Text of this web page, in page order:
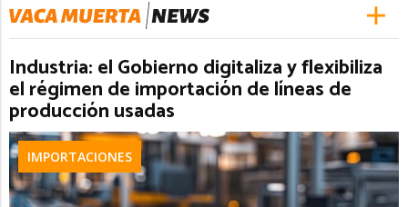
Industria: el Gobierno digitaliza y flexibiliza
el régimen de importación de líneas de
producción usadas
IMPORTACIONES